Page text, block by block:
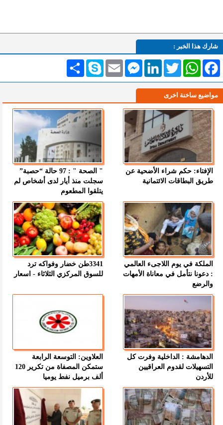
شارك هذا الخبر :
انشر Skype Email
MessengerLinkedInTwitterWhatsAppFacebook
مواضيع ساخنة اخرى
الإفتاء: حكم شراء الأضحية عن
طريق البطاقات الائتمانية
" الصحة " : 97 حالة “حصبة”
سجلت منذ أيار لدى أشخاص لم
يتلقوا المطعوم
الملكة في يوم اللاجىء العالمي
: دعونا نتأمل في معاناة الأمهات
والرضع
3341طن خضار وفواكه ترد
للسوق المركزي الثلاثاء - اسعار
الدهامشة : الداخلية وفرت كل
التسهيلات لقدوم العراقيين
للأردن
العلاوين: التوسعة الرابعة
ستمكن المصفاة من تكرير 120
ألف برميل نفط يوميا